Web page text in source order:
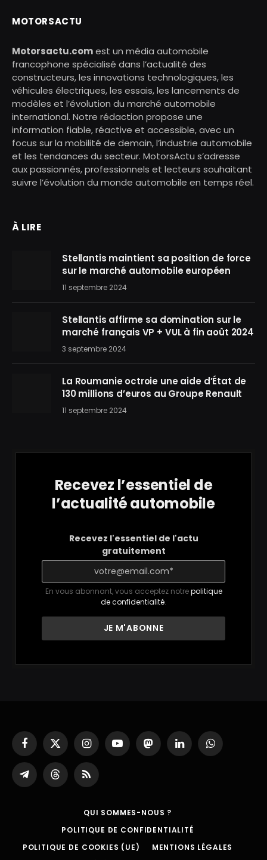
MOTORSACTU
Motorsactu.comest un média automobile
francophone spécialisé dans l’actualité des
constructeurs, les innovations technologiques, les
véhicules électriques, les essais, les lancements de
modèles et l’évolution du marché automobile
international. Notre rédaction propose une
information fiable, réactive et accessible, avec un
focus sur la mobilité de demain, l’industrie automobile
et les tendances du secteur. MotorsActu s’adresse
aux passionnés, professionnels et lecteurs souhaitant
suivre l’évolution du monde automobile en temps réel.
À LIRE
Stellantis maintient sa position de force
sur le marché automobile européen
11 septembre 2024
Stellantis affirme sa domination sur le
marché français VP + VUL à fin août 2024
3 septembre 2024
La Roumanie octroie une aide d’État de
130 millions d’euros au Groupe Renault
11 septembre 2024
Recevez l’essentiel de
l’actualité automobile
Recevez l'essentiel de l'actu
gratuitement
En vous abonnant, vous acceptez notrepolitique
de confidentialité.
Facebook
X
(Twitter)
InstagramYouTubeMastodonLinkedInWhatsApp
Partager
sur
ThreadsRSS
QUI SOMMES-NOUS ?
POLITIQUE DE CONFIDENTIALITÉ
POLITIQUE DE COOKIES (UE)
MENTIONS LÉGALES